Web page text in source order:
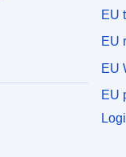
EU
EU
EU
EU